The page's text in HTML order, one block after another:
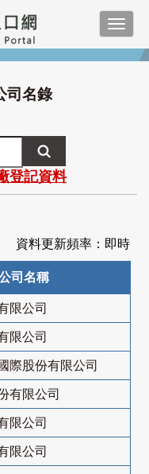
司名錄
登記資料
資料更新頻率：即時
司名稱
限公司
限公司
際股份有限公司
有限公司
限公司
限公司